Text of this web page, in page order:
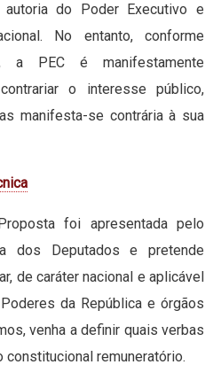
do Poder Executivo e
No entanto, conforme
a PEC é manifestamente
o interesse público,
manifesta-se contrária à sua
foi apresentada pelo
dos Deputados e pretende
de caráter nacional e aplicável
da República e órgãos
venha a definir quais verbas
remuneratório.